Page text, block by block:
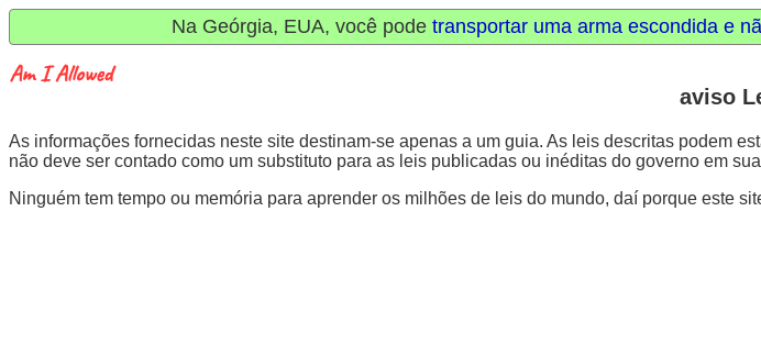
Na Geórgia, EUA, você podetransportar uma arma escondida e
aviso
As informações fornecidas neste site destinam-se apenas a um guia. As leis descritas podem
não deve ser contado como um substituto para as leis publicadas ou inéditas do governo em
Ninguém tem tempo ou memória para aprender os milhões de leis do mundo, daí porque este